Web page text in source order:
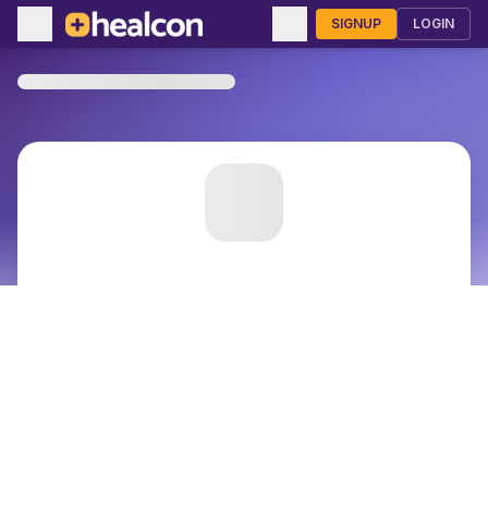
SIGNUP LOGIN